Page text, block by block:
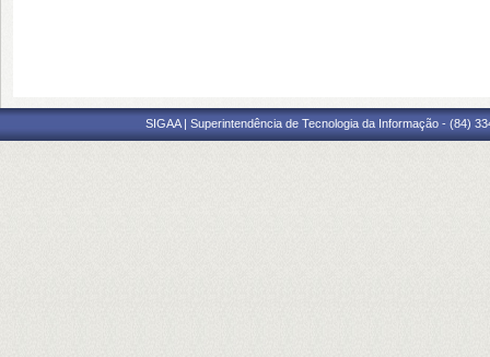
SIGAA | Superintendência de Tecnologia da Informação - (84)